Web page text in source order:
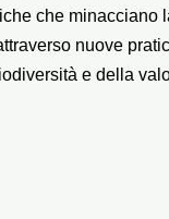
che minacciano
nuove
e della